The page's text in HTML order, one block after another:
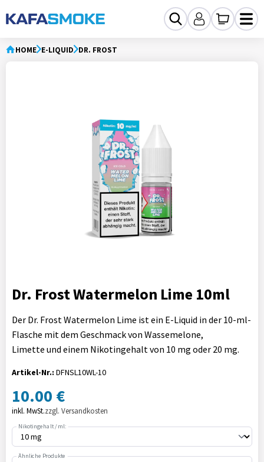
HOME E-LIQUID DR. FROST
Dr. Frost Watermelon Lime 10ml
Der Dr. Frost Watermelon Lime ist ein E-Liquid in der 10-ml-
Flasche mit dem Geschmack von Wassemelone,
Limette und einem Nikotingehalt von 10 mg oder 20 mg.
Artikel-Nr.: DFNSL10WL-10
10.00 €
inkl. MwSt.zzgl. Versandkosten
Nikotingehalt / ml:
Ähnliche Produkte